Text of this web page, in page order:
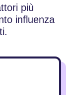
più
influenza